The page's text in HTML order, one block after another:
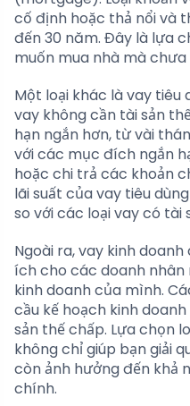
cố định hoặc thả nổi và
đến 30 năm. Đây là lựa
muốn mua nhà mà
Một loại khác là vay tiêu
vay không cần tài sản
hạn ngắn hơn, từ vài
với các mục đích ngắn
hoặc chi trả các khoản
lãi suất của vay tiêu
so với các loại vay có tài
Ngoài ra, vay kinh
ích cho các doanh
kinh doanh của mình.
cầu kế hoạch kinh
sản thế chấp. Lựa chọn
không chỉ giúp bạn giải
còn ảnh hưởng đến khả
chính.